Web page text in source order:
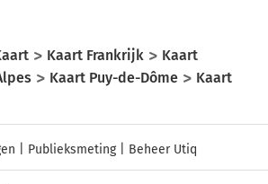
Kaart Frankrijk
Kaart
Kaart Puy-de-Dôme
Kaart
Publieksmeting| Beheer Utiq